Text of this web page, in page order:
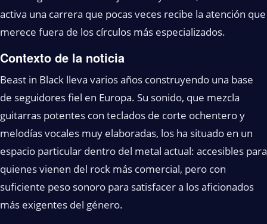
activa una carrera que pocas veces recibe la atención que
merece fuera de los círculos más especializados.
Contexto de la noticia
Beast in Black lleva varios años construyendo una base
de seguidores fiel en Europa. Su sonido, que mezcla
guitarras potentes con teclados de corte ochentero y
melodías vocales muy elaboradas, los ha situado en un
espacio particular dentro del metal actual: accesibles para
quienes vienen del rock más comercial, pero con
suficiente peso sonoro para satisfacer a los aficionados
más exigentes del género.